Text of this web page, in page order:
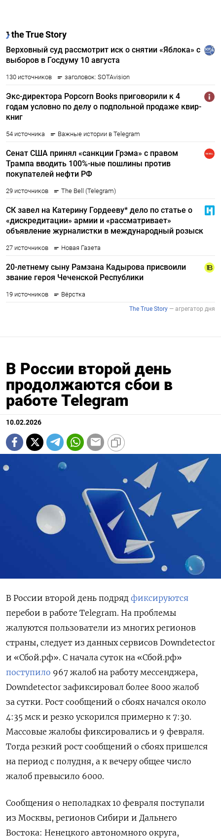
В России второй день
продолжаются сбои в
работе Telegram
10.02.2026
В России второй день подряд фиксируются
перебои в работе Telegram. На проблемы
жалуются пользователи из многих регионов
страны, следует из данных сервисов Downdetector
и «Сбой.рф». С начала суток на «Сбой.рф»
поступило 967 жалоб на работу мессенджера,
Downdetector зафиксировал более 8000 жалоб
за сутки. Рост сообщений о сбоях начался около
4:35 мск и резко ускорился примерно к 7:30.
Массовые жалобы фиксировались и 9 февраля.
Тогда резкий рост сообщений о сбоях пришелся
на период с полудня, а к вечеру общее число
жалоб превысило 6000.
Сообщения о неполадках 10 февраля поступали
из Москвы, регионов Сибири и Дальнего
Востока: Ненецкого автономного округа,